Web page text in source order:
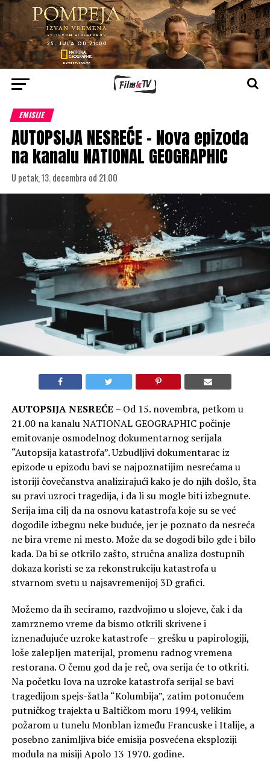
EMISIJE
AUTOPSIJA NESREĆE – Nova epizoda
na kanalu NATIONAL GEOGRAPHIC
U petak, 13. decembra od 21.00
AUTOPSIJA NESREĆE – Od 15. novembra, petkom u
21.00 na kanalu NATIONAL GEOGRAPHIC počinje
emitovanje osmodelnog dokumentarnog serijala
“Autopsija katastrofa”. Uzbudljivi dokumentarac iz
epizode u epizodu bavi se najpoznatijim nesrećama u
istoriji čovečanstva analizirajući kako je do njih došlo, šta
su pravi uzroci tragedija, i da li su mogle biti izbegnute.
Serija ima cilj da na osnovu katastrofa koje su se već
dogodile izbegnu neke buduće, jer je poznato da nesreća
ne bira vreme ni mesto. Može da se dogodi bilo gde i bilo
kada. Da bi se otkrilo zašto, stručna analiza dostupnih
dokaza koristi se za rekonstrukciju katastrofa u
stvarnom svetu u najsavremenijoj 3D grafici.
Možemo da ih seciramo, razdvojimo u slojeve, čak i da
zamrznemo vreme da bismo otkrili skrivene i
iznenađujuće uzroke katastrofe – grešku u papirologiji,
loše zalepljen materijal, promenu radnog vremena
restorana. O čemu god da je reč, ova serija će to otkriti.
Na početku lova na uzroke katastrofa serijal se bavi
tragedijom spejs-šatla “Kolumbija”, zatim potonućem
putničkog trajekta u Baltičkom moru 1994, velikim
požarom u tunelu Monblan između Francuske i Italije, a
posebno zanimljiva biće emisija posvećena eksploziji
modula na misiji Apolo 13 1970. godine.